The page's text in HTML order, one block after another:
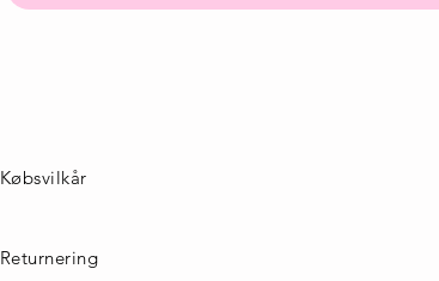
Købsvilkår
Returnering